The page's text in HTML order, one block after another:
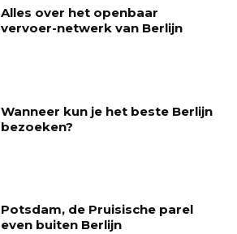
Alles over het openbaar
vervoer-netwerk van Berlijn
Wanneer kun je het beste Berlijn
bezoeken?
Potsdam, de Pruisische parel
even buiten Berlijn